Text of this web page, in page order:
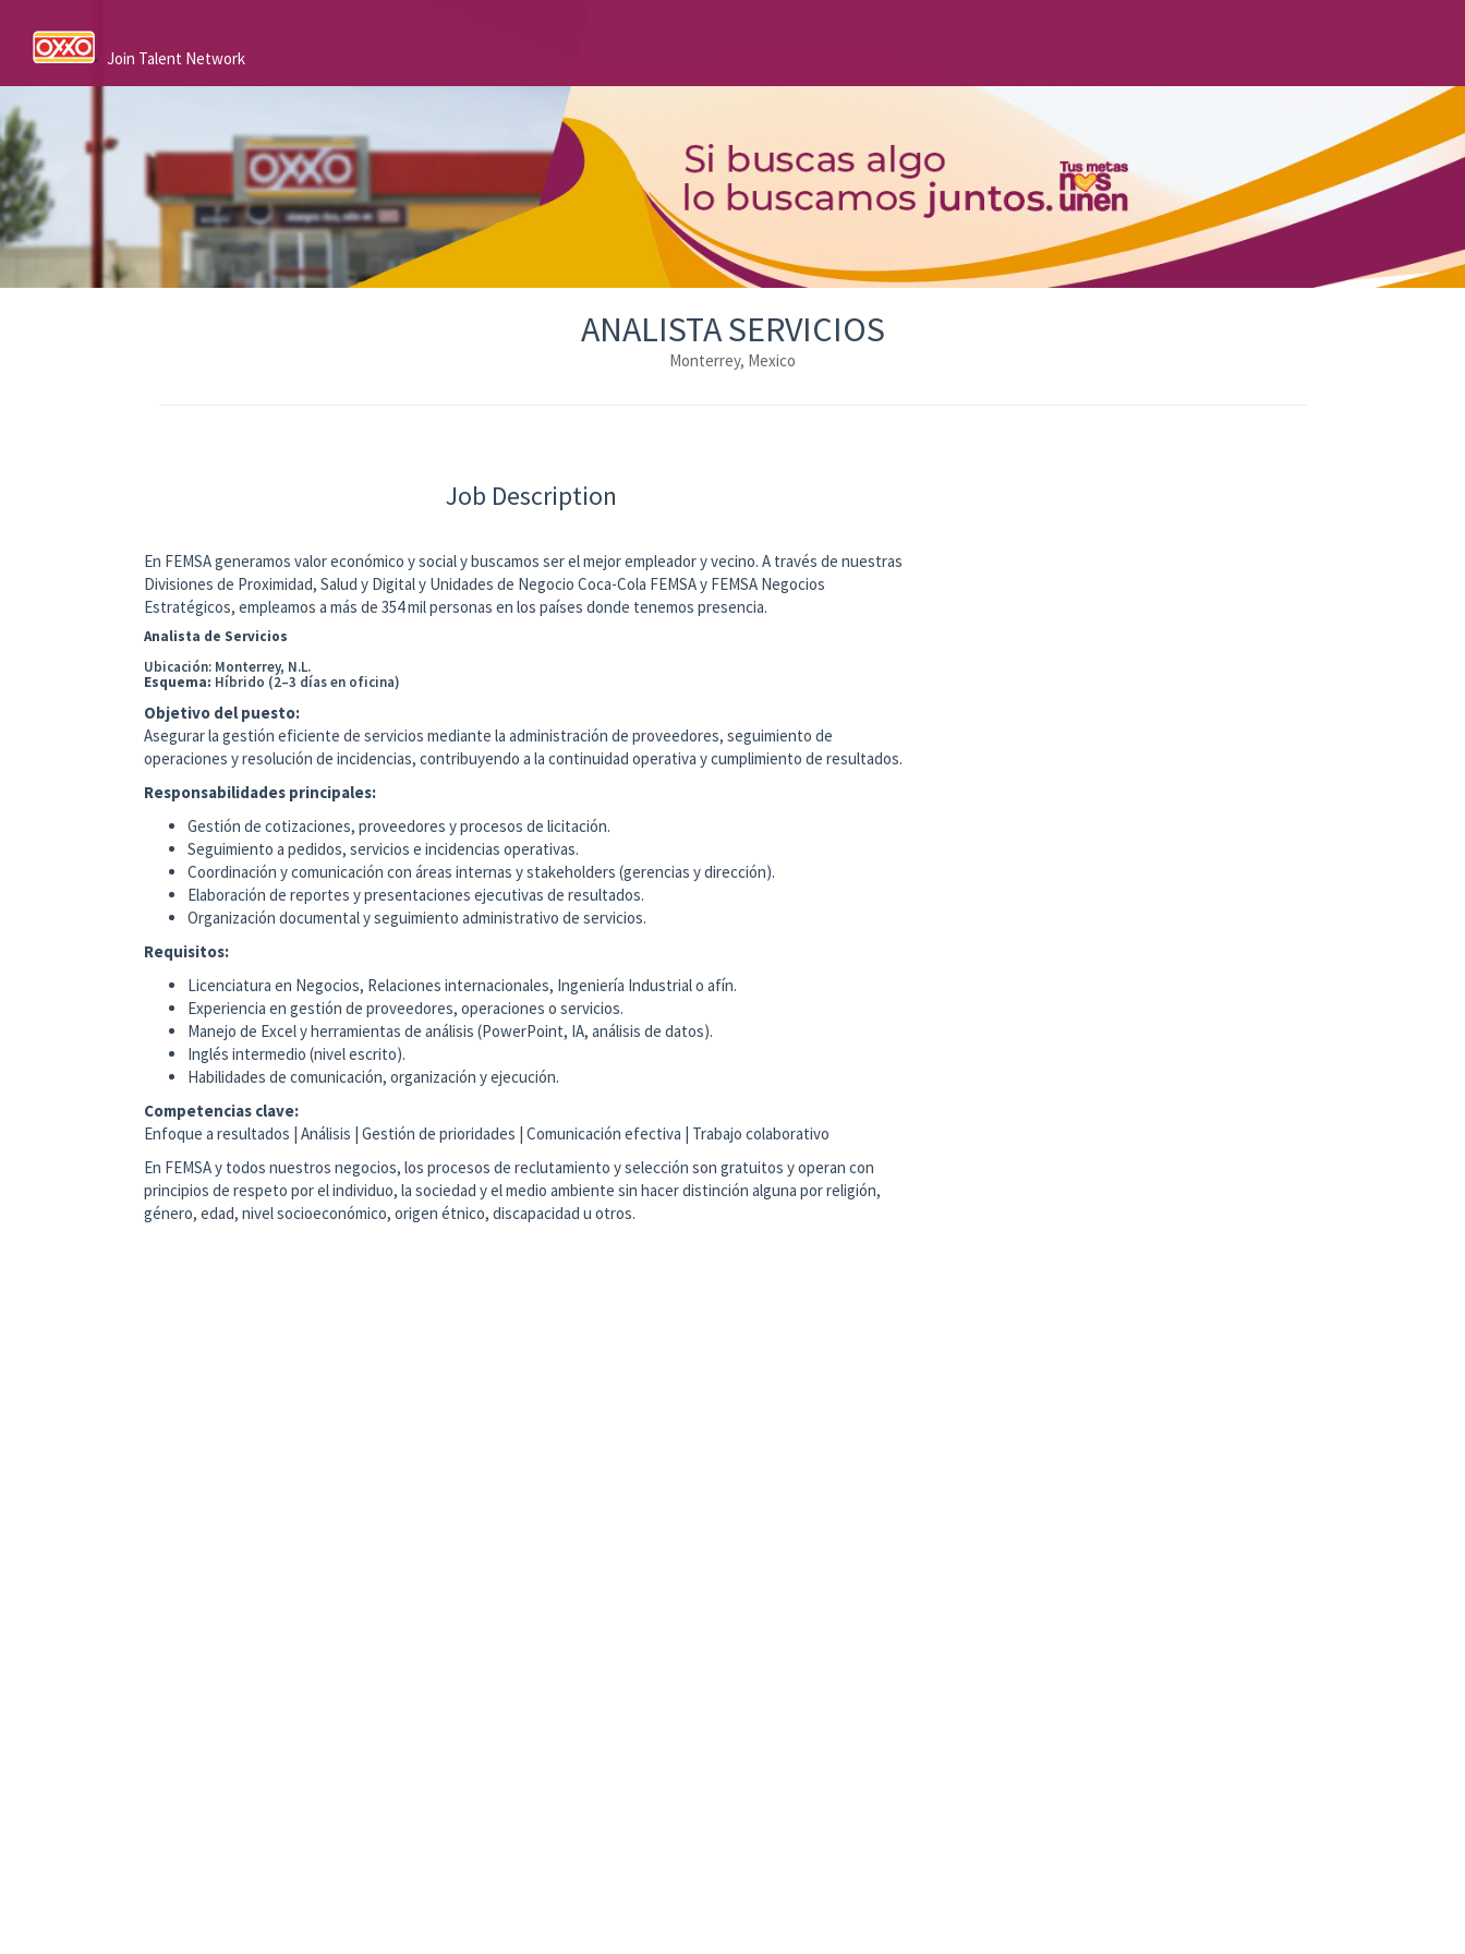
Join Talent Network
ANALISTA SERVICIOS
Monterrey, Mexico
Job Description
En FEMSA generamos valor económico y social y buscamos ser el mejor empleador y vecino. A través de nuestras
Divisiones de Proximidad, Salud y Digital y Unidades de Negocio Coca-Cola FEMSA y FEMSA Negocios
Estratégicos, empleamos a más de 354 mil personas en los países donde tenemos presencia.
Analista de Servicios
Ubicación: Monterrey, N.L.
Esquema: Híbrido (2–3 días en oficina)
Objetivo del puesto:
Asegurar la gestión eficiente de servicios mediante la administración de proveedores, seguimiento de
operaciones y resolución de incidencias, contribuyendo a la continuidad operativa y cumplimiento de resultados.
Responsabilidades principales:
Gestión de cotizaciones, proveedores y procesos de licitación.
Seguimiento a pedidos, servicios e incidencias operativas.
Coordinación y comunicación con áreas internas y stakeholders (gerencias y dirección).
Elaboración de reportes y presentaciones ejecutivas de resultados.
Organización documental y seguimiento administrativo de servicios.
Requisitos:
Licenciatura en Negocios, Relaciones internacionales, Ingeniería Industrial o afín.
Experiencia en gestión de proveedores, operaciones o servicios.
Manejo de Excel y herramientas de análisis (PowerPoint, IA, análisis de datos).
Inglés intermedio (nivel escrito).
Habilidades de comunicación, organización y ejecución.
Competencias clave:
Enfoque a resultados | Análisis | Gestión de prioridades | Comunicación efectiva | Trabajo colaborativo
En FEMSA y todos nuestros negocios, los procesos de reclutamiento y selección son gratuitos y operan con
principios de respeto por el individuo, la sociedad y el medio ambiente sin hacer distinción alguna por religión,
género, edad, nivel socioeconómico, origen étnico, discapacidad u otros.